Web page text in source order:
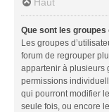
Que sont les groupes
Les groupes
forum de regrouper
appartenir à plusieurs
permissions
qui pourront modifier
seule fois, ou encore